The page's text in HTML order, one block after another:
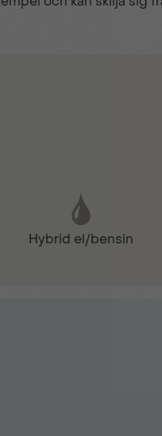
& Connect
Hybrid el/bensin